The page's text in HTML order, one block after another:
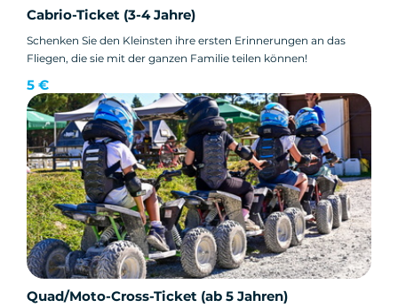
Cabrio-Ticket (3-4 Jahre)
Schenken Sie den Kleinsten ihre ersten Erinnerungen an das
Fliegen, die sie mit der ganzen Familie teilen können!
5 €
Quad/Moto-Cross-Ticket (ab 5 Jahren)